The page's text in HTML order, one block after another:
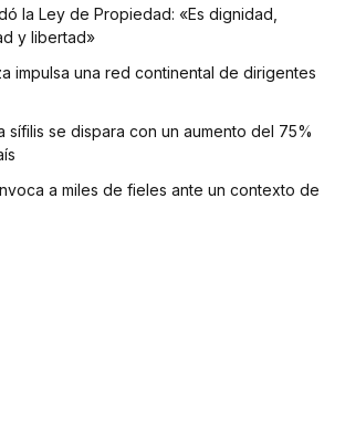
la Ley de Propiedad: «Es dignidad,
y libertad»
impulsa una red continental de dirigentes
sífilis se dispara con un aumento del 75%
a miles de fieles ante un contexto de